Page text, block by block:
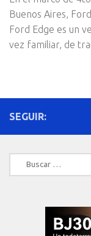
Buenos Aires,
Ford Edge es un
vez familiar, de
SEGUIR:
Buscar: